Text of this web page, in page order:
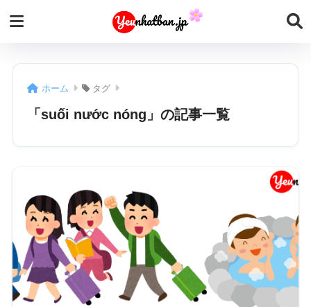
ホーム タグ
「suối nước nóng」の記事一覧